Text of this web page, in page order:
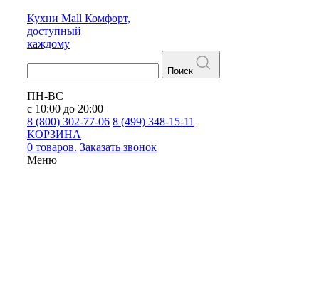
Кухни Mall Комфорт,
доступный
каждому
Поиск
ПН-ВС
с 10:00 до 20:00
8 (800) 302-77-06 8 (499) 348-15-11
КОРЗИНА
0 товаров. Заказать звонок
Меню